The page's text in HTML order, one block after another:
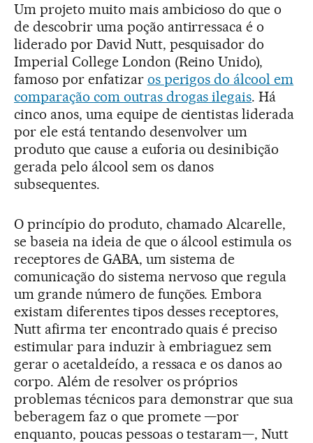
Um projeto muito mais ambicioso do que o
de descobrir uma poção antirressaca é o
liderado por David Nutt, pesquisador do
Imperial College London (Reino Unido),
famoso por enfatizar os perigos do álcool em
comparação com outras drogas ilegais. Há
cinco anos, uma equipe de cientistas liderada
por ele está tentando desenvolver um
produto que cause a euforia ou desinibição
gerada pelo álcool sem os danos
subsequentes.
O princípio do produto, chamado Alcarelle,
se baseia na ideia de que o álcool estimula os
receptores de GABA, um sistema de
comunicação do sistema nervoso que regula
um grande número de funções. Embora
existam diferentes tipos desses receptores,
Nutt afirma ter encontrado quais é preciso
estimular para induzir à embriaguez sem
gerar o acetaldeído, a ressaca e os danos ao
corpo. Além de resolver os próprios
problemas técnicos para demonstrar que sua
beberagem faz o que promete —por
enquanto, poucas pessoas o testaram—, Nutt